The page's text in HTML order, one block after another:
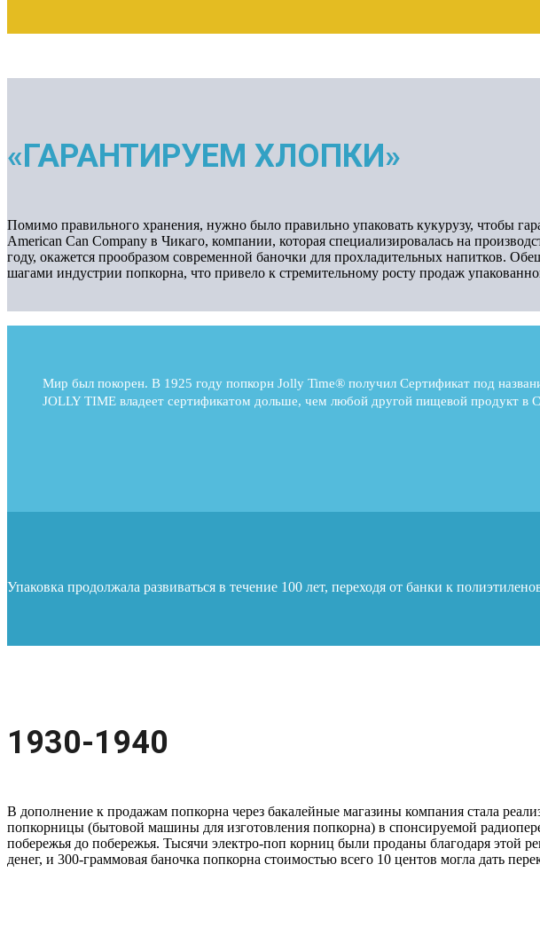
«ГАРАНТИРУЕМ ХЛОПКИ»
Помимо правильного хранения, нужно было правильно упаковать кукурузу, чтобы
American Can Company в Чикаго, компании, которая специализировалась на
году, окажется прообразом современной баночки для прохладительных напитков.
шагами индустрии попкорна, что привело к стремительному росту продаж
Мир был покорен. В 1925 году попкорн Jolly Time® получил Сертификат под
JOLLY TIME владеет сертификатом дольше, чем любой другой пищевой продукт в
Упаковка продолжала развиваться в течение 100 лет, переходя от банки к
1930-1940
В дополнение к продажам попкорна через бакалейные магазины компания стала
попкорницы (бытовой машины для изготовления попкорна) в спонсируемой
побережья до побережья. Тысячи электро-поп корниц были проданы благодаря
денег, и 300-граммовая баночка попкорна стоимостью всего 10 центов могла дать